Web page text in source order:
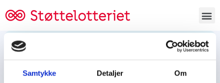
Samtykke Detaljer Om